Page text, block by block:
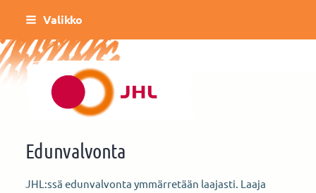
Siirry
sisältöön
Valikko
Helsingin Kulttuurin ja vapaa-ajan
Edunvalvonta
JHL:ssä edunvalvonta ymmärretään laajasti. Laaja